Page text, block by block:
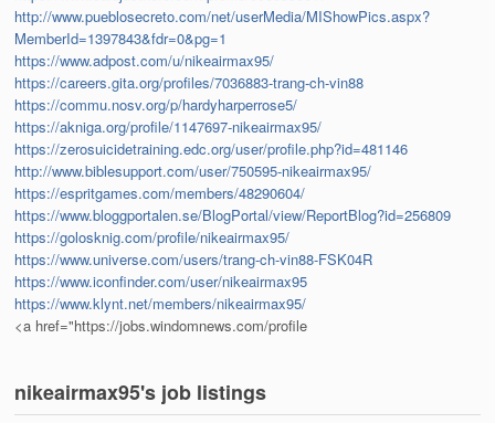
http://www.pueblosecreto.com/net/userMedia/MIShowPics.aspx?
MemberId=1397843&fdr=0&pg=1
https://www.adpost.com/u/nikeairmax95/
https://careers.gita.org/profiles/7036883-trang-ch-vin88
https://commu.nosv.org/p/hardyharperrose5/
https://akniga.org/profile/1147697-nikeairmax95/
https://zerosuicidetraining.edc.org/user/profile.php?id=481146
http://www.biblesupport.com/user/750595-nikeairmax95/
https://espritgames.com/members/48290604/
https://www.bloggportalen.se/BlogPortal/view/ReportBlog?id=256809
https://golosknig.com/profile/nikeairmax95/
https://www.universe.com/users/trang-ch-vin88-FSK04R
https://www.iconfinder.com/user/nikeairmax95
https://www.klynt.net/members/nikeairmax95/
<a href="https://jobs.windomnews.com/profile
nikeairmax95's job listings